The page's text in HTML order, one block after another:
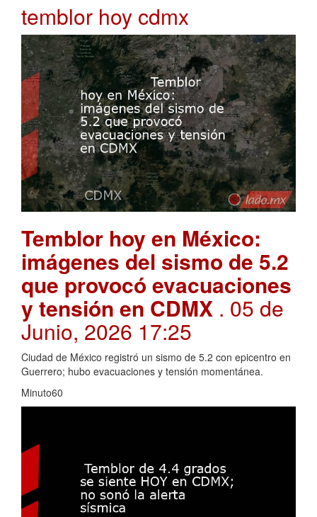
temblor hoy cdmx
Temblor hoy en México:
imágenes del sismo de 5.2
que provocó evacuaciones
y tensión en CDMX . 05 de
Junio, 2026 17:25
Ciudad de México registró un sismo de 5.2 con epicentro en
Guerrero; hubo evacuaciones y tensión momentánea.
Minuto60